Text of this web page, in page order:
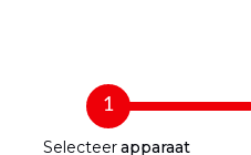
1
Selecteerapparaat